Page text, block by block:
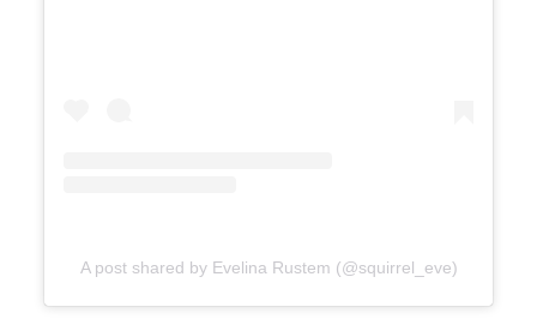
A post shared by Evelina Rustem (@squirrel_eve)